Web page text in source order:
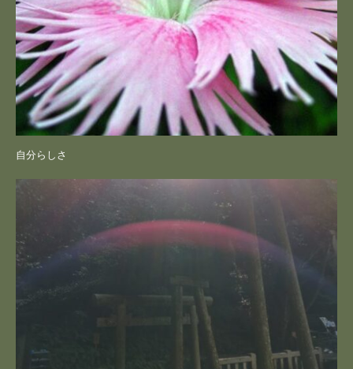
自分らしさ